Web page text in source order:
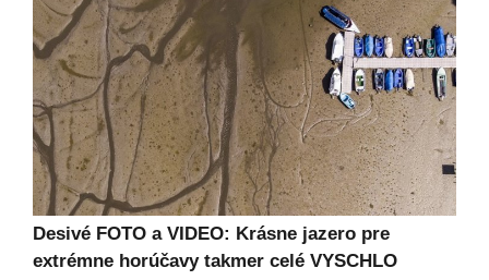
Desivé FOTO a VIDEO: Krásne jazero pre
extrémne horúčavy takmer celé VYSCHLO